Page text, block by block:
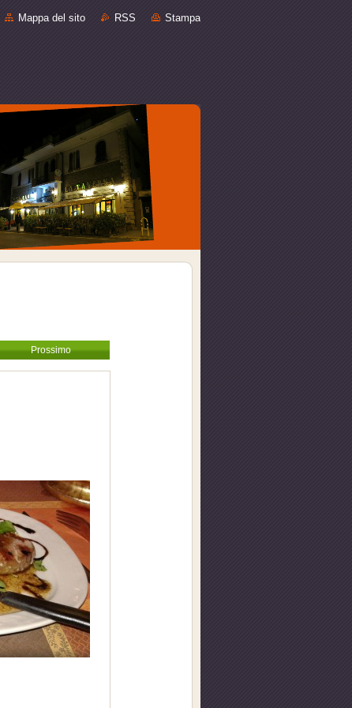
Mappa del sito RSS Stampa
Prossimo